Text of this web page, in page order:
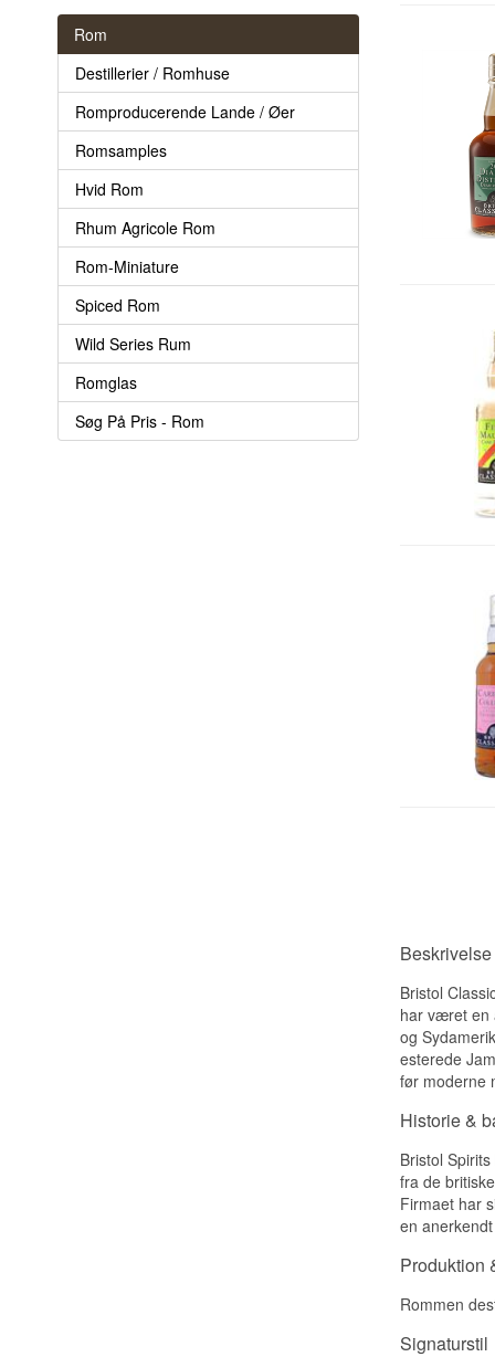
Rom
Destillerier / Romhuse
Romproducerende Lande / Øer
Romsamples
Hvid Rom
Rhum Agricole Rom
Rom-Miniature
Spiced Rom
Wild Series Rum
Romglas
Søg På Pris - Rom
Bristol
har været en
og
esterede
før moderne
Historie &
Bristol
fra de
Firmaet har
en
Produktion
Rommen
Signaturstil